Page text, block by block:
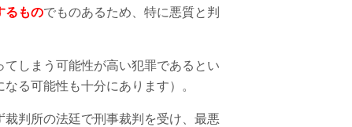
るものでものあるため、特に悪質と判
しまう可能性が高い犯罪であるとい
る可能性も十分にあります）。
判所の法廷で刑事裁判を受け、最悪